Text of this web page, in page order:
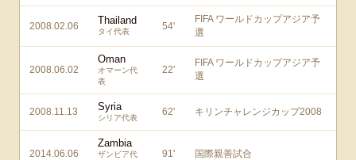
2008.02.06 Thailand
タイ代表 54'
FIFA ワールドカップアジア予
選
2008.06.02
Oman
オマーン代
表
22'
FIFA ワールドカップアジア予
選
2008.11.13 Syria
シリア代表
62' キリンチャレンジカップ2008
2014.06.06
Zambia
ザンビア代
91' 国際親善試合